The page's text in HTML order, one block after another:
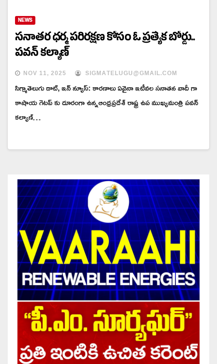
NEWS
సనాతర ధర్మ పరిరక్షణ కోసం ఓ ప్రత్యేక బోర్డు..
పవన్ కల్యాణ్
NOV 11, 2025 SIGMATELUGU@GMAIL.COM
సిగ్మాతెలుగు డాట్, ఇన్ న్యూస్: కారణాలు ఏవైనా ఇటీవల సనాతన వాదీ గా
కాషాయ గెటప్ కు దూరంగా ఉన్నఆంధ్రప్రదేశ్ రాష్ట్ర ఉప ముఖ్యమంత్రి పవన్
కల్యాణ్…